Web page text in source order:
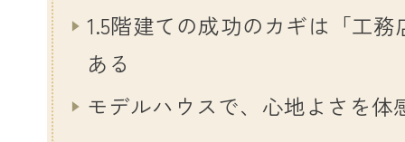
1.5階建ての成功のカギは「工
ある
モデルハウスで、心地よさを体